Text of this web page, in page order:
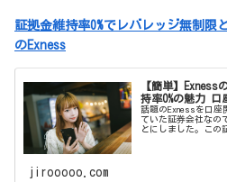
証拠金維持率0%でレバレッジ無制限
のExness
【簡単】Exness
持率0%の魅力 口
話題のExnessを口
ていた証券会社なの
とにしました。この
jirooooo.com